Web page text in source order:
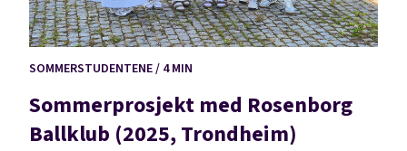
SOMMERSTUDENTENE / 4 MIN
Sommerprosjekt med Rosenborg
Ballklub (2025, Trondheim)